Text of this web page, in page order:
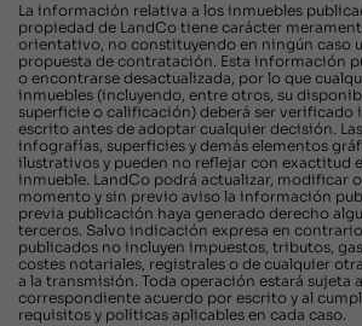
La información relativa a los inmuebles
propiedad de LandCo tiene carácter
orientativo, no constituyendo en ningún caso
propuesta de contratación. Esta información
o encontrarse desactualizada, por lo que
inmuebles (incluyendo, entre otros, su
superficie o calificación) deberá ser verificado
escrito antes de adoptar cualquier decisión.
infografías, superficies y demás elementos
ilustrativos y pueden no reflejar con exactitud
inmueble. LandCo podrá actualizar, modificar
momento y sin previo aviso la información
previa publicación haya generado derecho
terceros. Salvo indicación expresa en
publicados no incluyen impuestos, tributos,
costes notariales, registrales o de cualquier
a la transmisión. Toda operación estará sujeta
correspondiente acuerdo por escrito y al
requisitos y políticas aplicables en cada caso.